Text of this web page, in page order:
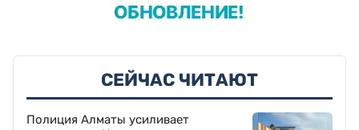
СЕЙЧАС ЧИТАЮТ
Полиция Алматы усиливает